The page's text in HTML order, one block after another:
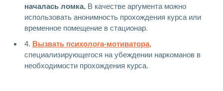
началась ломка. В качестве аргумента можно
использовать анонимность прохождения курса или
временное помещение в стационар.
4. Вызвать психолога-мотиватора,
специализирующегося на убеждении наркоманов в
необходимости прохождения курса.